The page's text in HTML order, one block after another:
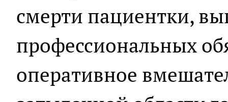
смерти пациентки,
профессиональных
оперативное